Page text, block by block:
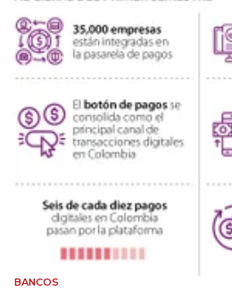
BANCOS